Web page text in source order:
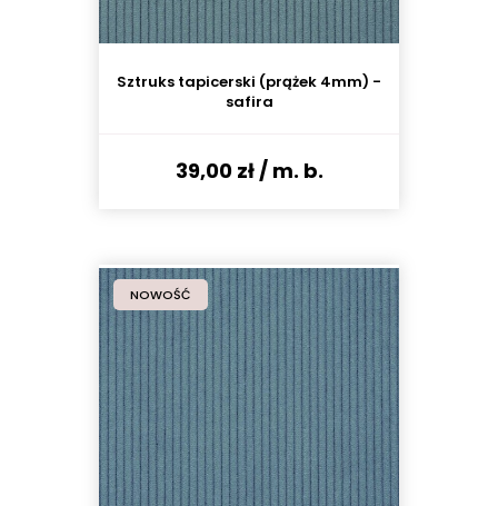
Sztruks tapicerski (prążek 4mm) -
safira
39,00 zł/ m. b.
NOWOŚĆ